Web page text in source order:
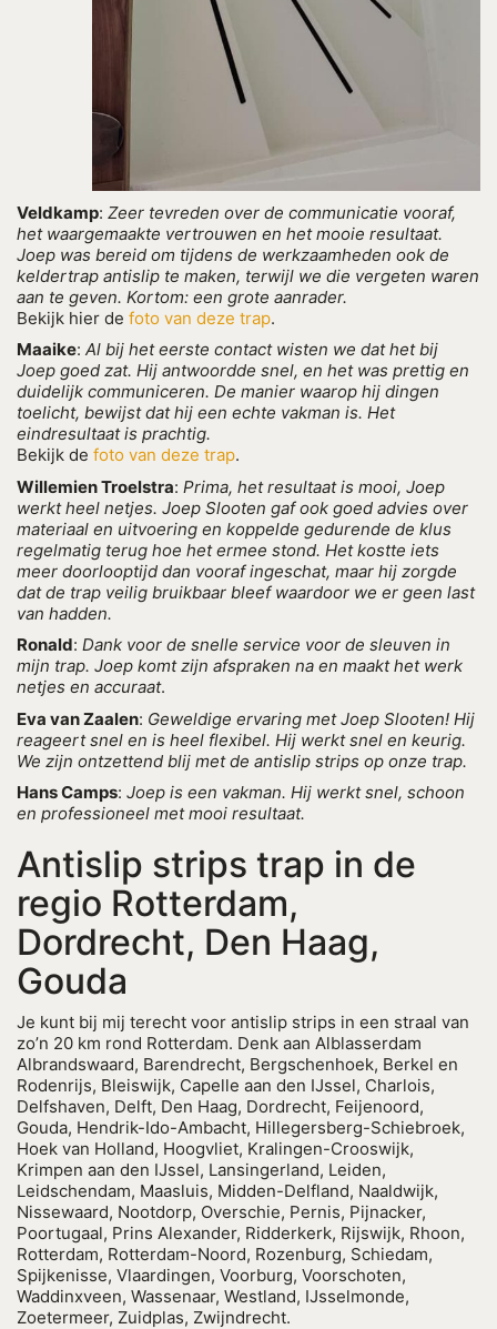
Veldkamp: Zeer tevreden over de communicatie vooraf,
het waargemaakte vertrouwen en het mooie resultaat.
Joep was bereid om tijdens de werkzaamheden ook de
keldertrap antislip te maken, terwijl we die vergeten waren
aan te geven. Kortom: een grote aanrader.
Bekijk hier de foto van deze trap.
Maaike: Al bij het eerste contact wisten we dat het bij
Joep goed zat. Hij antwoordde snel, en het was prettig en
duidelijk communiceren. De manier waarop hij dingen
toelicht, bewijst dat hij een echte vakman is. Het
eindresultaat is prachtig.
Bekijk de foto van deze trap.
Willemien Troelstra: Prima, het resultaat is mooi, Joep
werkt heel netjes. Joep Slooten gaf ook goed advies over
materiaal en uitvoering en koppelde gedurende de klus
regelmatig terug hoe het ermee stond. Het kostte iets
meer doorlooptijd dan vooraf ingeschat, maar hij zorgde
dat de trap veilig bruikbaar bleef waardoor we er geen last
van hadden.
Ronald: Dank voor de snelle service voor de sleuven in
mijn trap. Joep komt zijn afspraken na en maakt het werk
netjes en accuraat.
Eva van Zaalen: Geweldige ervaring met Joep Slooten! Hij
reageert snel en is heel flexibel. Hij werkt snel en keurig.
We zijn ontzettend blij met de antislip strips op onze trap.
Hans Camps: Joep is een vakman. Hij werkt snel, schoon
en professioneel met mooi resultaat.
Antislip strips trap in de
regio Rotterdam,
Dordrecht, Den Haag,
Gouda
Je kunt bij mij terecht voor antislip strips in een straal van
zo’n 20 km rond Rotterdam. Denk aan Alblasserdam
Albrandswaard, Barendrecht, Bergschenhoek, Berkel en
Rodenrijs, Bleiswijk, Capelle aan den IJssel, Charlois,
Delfshaven, Delft, Den Haag, Dordrecht, Feijenoord,
Gouda, Hendrik-Ido-Ambacht, Hillegersberg-Schiebroek,
Hoek van Holland, Hoogvliet, Kralingen-Crooswijk,
Krimpen aan den IJssel, Lansingerland, Leiden,
Leidschendam, Maasluis, Midden-Delfland, Naaldwijk,
Nissewaard, Nootdorp, Overschie, Pernis, Pijnacker,
Poortugaal, Prins Alexander, Ridderkerk, Rijswijk, Rhoon,
Rotterdam, Rotterdam-Noord, Rozenburg, Schiedam,
Spijkenisse, Vlaardingen, Voorburg, Voorschoten,
Waddinxveen, Wassenaar, Westland, IJsselmonde,
Zoetermeer, Zuidplas, Zwijndrecht.